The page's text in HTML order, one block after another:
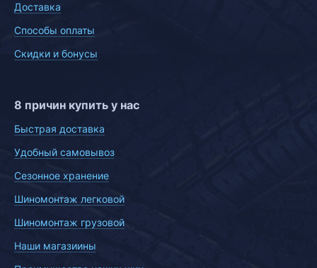
Доставка
Способы оплаты
Скидки и бонусы
8 причин купить у нас
Быстрая доставка
Удобный самовывоз
Сезонное хранение
Шиномонтаж легковой
Шиномонтаж грузовой
Наши магазиины